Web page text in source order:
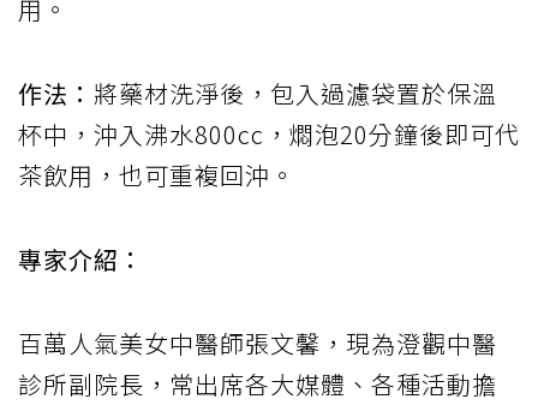
用。
作法： 將藥材洗淨後，包入過濾袋置於保溫
杯中，沖入沸水800cc，燜泡20分鐘後即可代
茶飲用，也可重複回沖。
專家介紹：
百萬人氣美女中醫師張文馨，現為澄觀中醫
診所副院長，常出席各大媒體、各種活動擔